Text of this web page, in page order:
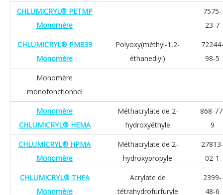
CHLUMICRYL® PETMP
Monomère
7575-
23-7
CHLUMICRYL® PM839
Monomère
Polyoxy(méthyl-1,2-
éthanediyl)
72244-
98-5
Monomère
monofonctionnel
Monomère
CHLUMICRYL® HEMA
Méthacrylate de 2-
hydroxyéthyle
868-
9
CHLUMICRYL® HPMA
Monomère
Méthacrylate de 2-
hydroxypropyle
27813-
02-1
CHLUMICRYL® THFA
Monomère
Acrylate de
tétrahydrofurfuryle
2399-
48-6